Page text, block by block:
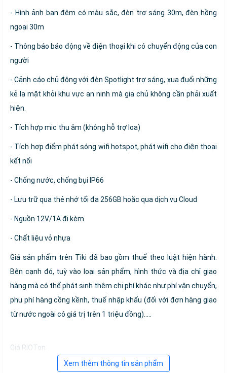
- Hình ảnh ban đêm có màu sắc, đèn trợ sáng 30m, đèn hồng
ngoại 30m
- Thông báo báo động về điện thoại khi có chuyển động của con
người
- Cảnh cáo chủ động với đèn Spotlight trợ sáng, xua đuổi những
kẻ lạ mặt khỏi khu vực an ninh mà gia chủ không cần phải xuất
hiện.
- Tích hợp mic thu âm (không hỗ trợ loa)
- Tích hợp điểm phát sóng wifi hotspot, phát wifi cho điện thoại
kết nối
- Chống nước, chống bụi IP66
- Lưu trữ qua thẻ nhớ tối đa 256GB hoặc qua dịch vụ Cloud
- Nguồn 12V/1A đi kèm.
- Chất liệu vỏ nhựa
Giá sản phẩm trên Tiki đã bao gồm thuế theo luật hiện hành.
Bên cạnh đó, tuỳ vào loại sản phẩm, hình thức và địa chỉ giao
hàng mà có thể phát sinh thêm chi phí khác như phí vận chuyển,
phụ phí hàng cồng kềnh, thuế nhập khẩu (đối với đơn hàng giao
từ nước ngoài có giá trị trên 1 triệu đồng).....
Giá RIOTon
Xem thêm thông tin sản phẩm